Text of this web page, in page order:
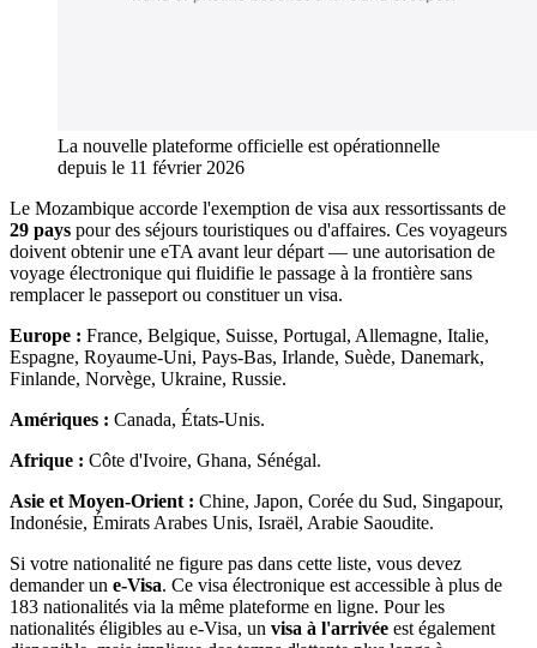
La nouvelle plateforme officielle est opérationnelle
depuis le 11 février 2026
Le Mozambique accorde l'exemption de visa aux ressortissants de
29 pays pour des séjours touristiques ou d'affaires. Ces voyageurs
doivent obtenir une eTA avant leur départ — une autorisation de
voyage électronique qui fluidifie le passage à la frontière sans
remplacer le passeport ou constituer un visa.
Europe : France, Belgique, Suisse, Portugal, Allemagne, Italie,
Espagne, Royaume-Uni, Pays-Bas, Irlande, Suède, Danemark,
Finlande, Norvège, Ukraine, Russie.
Amériques : Canada, États-Unis.
Afrique : Côte d'Ivoire, Ghana, Sénégal.
Asie et Moyen-Orient : Chine, Japon, Corée du Sud, Singapour,
Indonésie, Émirats Arabes Unis, Israël, Arabie Saoudite.
Si votre nationalité ne figure pas dans cette liste, vous devez
demander un e-Visa. Ce visa électronique est accessible à plus de
183 nationalités via la même plateforme en ligne. Pour les
nationalités éligibles au e-Visa, un visa à l'arrivée est également